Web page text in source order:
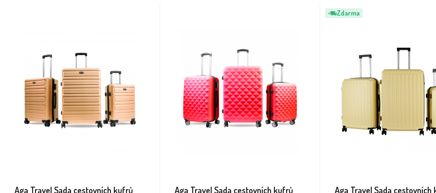
Aga Travel Sada cestovních kufrů Aga Travel Sada cestovních kufrů
Zdarma
Aga Travel Sada cestovních